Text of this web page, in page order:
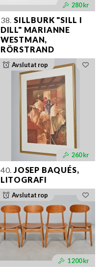
280 kr
38. SILLBURK "SILL I
DILL" MARIANNE
WESTMAN,
RÖRSTRAND
Avslutat rop
260 kr
40. JOSEP BAQUÉS,
LITOGRAFI
Avslutat rop
1 200 kr